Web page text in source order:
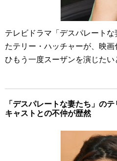
テレビドラマ「デスパレート
たテリー・ハッチャーが、映
ひもう一度スーザンを演じたい
「デスパレートな妻たち」の
キャストとの不仲が歴然